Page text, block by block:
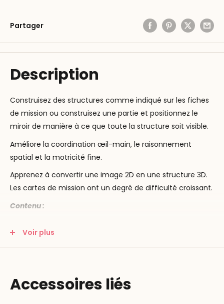
Partager
Description
Construisez des structures comme indiqué sur les fiches
de mission ou construisez une partie et positionnez le
miroir de manière à ce que toute la structure soit visible.
Améliore la coordination œil-main, le raisonnement
spatial et la motricité fine.
Apprenez à convertir une image 2D en une structure 3D.
Les cartes de mission ont un degré de difficulté croissant.
Contenu :
40 blocs de bois en 2 couleurs
boîte en bois (35 x 19 x 8 cm)
Voir plus
Accessoires liés